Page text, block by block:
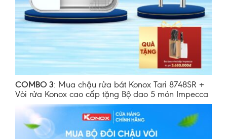
COMBO 3: Mua chậu rửa bát Konox Tari 8748SR +
Vòi rửa Konox cao cấp tặng Bộ dao 5 món Impecca